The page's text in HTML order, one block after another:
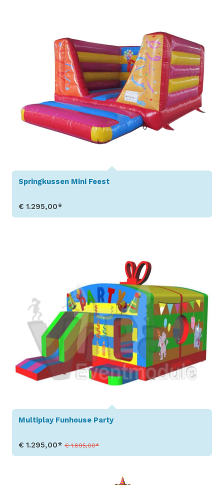
Springkussen Mini Feest
€ 1.295,00*
Multiplay Funhouse Party
€ 1.295,00*€ 1.895,00*